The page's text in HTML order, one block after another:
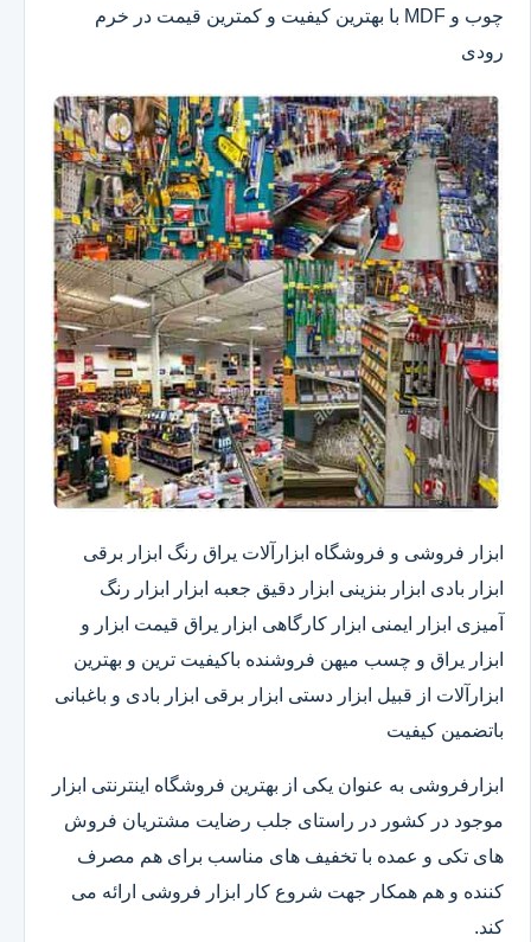
چوب و MDF با بهترین کیفیت و کمترین قیمت در خرم
رودی
ابزار فروشی و فروشگاه ابزارآلات یراق رنگ ابزار برقی
ابزار بادی ابزار بنزینی ابزار دقیق​ جعبه ابزار ابزار رنگ
آمیزی ابزار ایمنی ابزار کارگاهی ابزار یراق قیمت ابزار و
ابزار یراق و چسب میهن فروشنده باکیفیت ترین و بهترین
ابزارآلات از قبیل ابزار دستی ابزار برقی ابزار بادی و باغبانی
باتضمین کیفیت
ابزارفروشی به عنوان یکی از بهترین فروشگاه اینترنتی ابزار
موجود در کشور در راستای جلب رضایت مشتریان فروش
های تکی و عمده با تخفیف های مناسب برای هم مصرف
کننده و هم همکار جهت شروع کار ابزار فروشی ارائه می
کند.